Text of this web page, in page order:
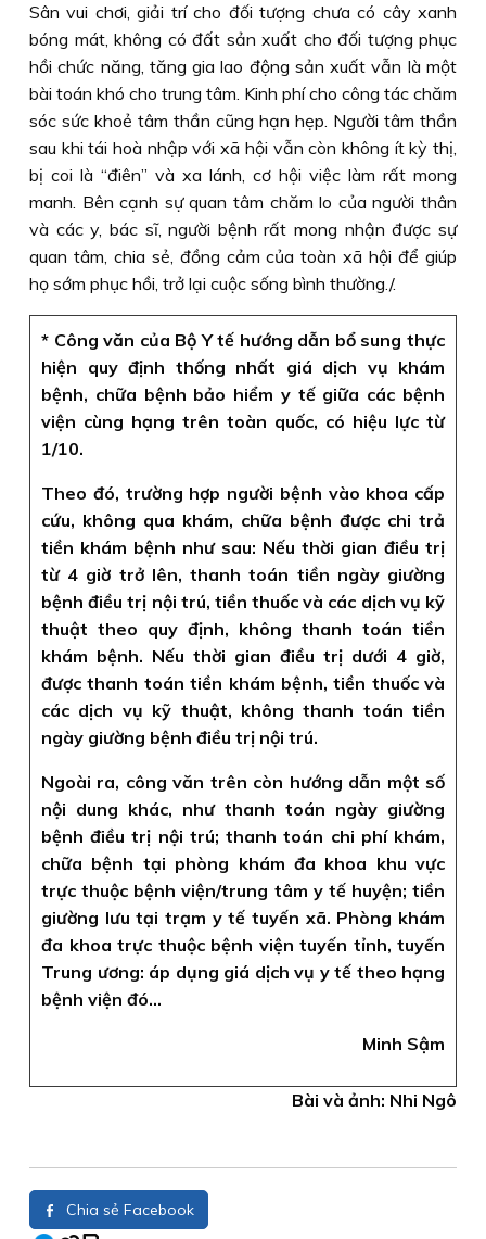
Sân vui chơi, giải trí cho đối tượng chưa có cây xanh
bóng mát, không có đất sản xuất cho đối tượng phục
hồi chức năng, tăng gia lao động sản xuất vẫn là một
bài toán khó cho trung tâm. Kinh phí cho công tác chăm
sóc sức khoẻ tâm thần cũng hạn hẹp. Người tâm thần
sau khi tái hoà nhập với xã hội vẫn còn không ít kỳ thị,
bị coi là “điên” và xa lánh, cơ hội việc làm rất mong
manh. Bên cạnh sự quan tâm chăm lo của người thân
và các y, bác sĩ, người bệnh rất mong nhận được sự
quan tâm, chia sẻ, đồng cảm của toàn xã hội để giúp
họ sớm phục hồi, trở lại cuộc sống bình thường./.
* Công văn của Bộ Y tế hướng dẫn bổ sung thực
hiện quy định thống nhất giá dịch vụ khám
bệnh, chữa bệnh bảo hiểm y tế giữa các bệnh
viện cùng hạng trên toàn quốc, có hiệu lực từ
1/10.
Theo đó, trường hợp người bệnh vào khoa cấp
cứu, không qua khám, chữa bệnh được chi trả
tiền khám bệnh như sau: Nếu thời gian điều trị
từ 4 giờ trở lên, thanh toán tiền ngày giường
bệnh điều trị nội trú, tiền thuốc và các dịch vụ kỹ
thuật theo quy định, không thanh toán tiền
khám bệnh. Nếu thời gian điều trị dưới 4 giờ,
được thanh toán tiền khám bệnh, tiền thuốc và
các dịch vụ kỹ thuật, không thanh toán tiền
ngày giường bệnh điều trị nội trú.
Ngoài ra, công văn trên còn hướng dẫn một số
nội dung khác, như thanh toán ngày giường
bệnh điều trị nội trú; thanh toán chi phí khám,
chữa bệnh tại phòng khám đa khoa khu vực
trực thuộc bệnh viện/trung tâm y tế huyện; tiền
giường lưu tại trạm y tế tuyến xã. Phòng khám
đa khoa trực thuộc bệnh viện tuyến tỉnh, tuyến
Trung ương: áp dụng giá dịch vụ y tế theo hạng
bệnh viện đó…
Minh Sậm
Bài và ảnh: Nhi Ngô
Chia sẻ Facebook